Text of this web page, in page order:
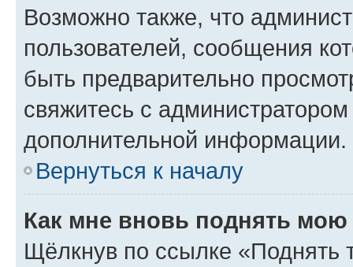
Возможно также, что
пользователей, сообщения
быть предварительно
свяжитесь с
дополнительной информации.
Вернуться к началу
Как мне вновь поднять мою
Щёлкнув по ссылке «Поднять